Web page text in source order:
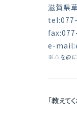
滋賀県
e-
※△を@に
「教えて